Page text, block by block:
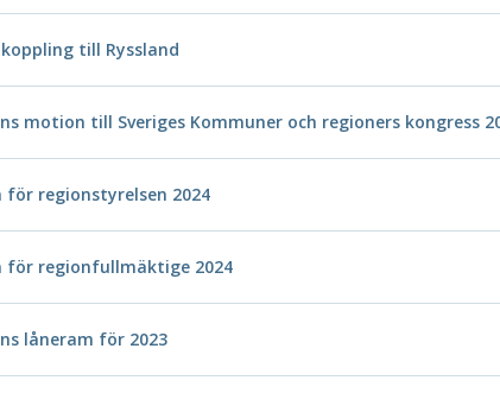
till Ryssland
motion till Sveriges Kommuner och regioners kongress
regionstyrelsen 2024
för regionfullmäktige 2024
låneram för 2023